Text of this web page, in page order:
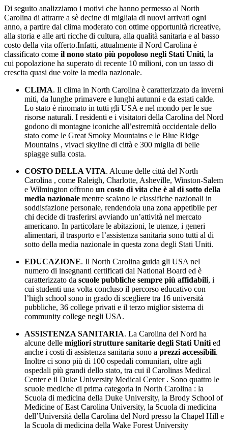
Di seguito analizziamo i motivi che hanno permesso al North
Carolina di attrarre a sè decine di migliaia di nuovi arrivati ogni
anno, a partire dal clima moderato con ottime opportunità ricreative,
alla storia e alle arti ricche di cultura, alla qualità sanitaria e al basso
costo della vita offerto.Infatti, attualmente il Nord Carolina è
classificato come il nono stato più popoloso negli Stati Uniti, la
cui popolazione ha superato di recente 10 milioni, con un tasso di
crescita quasi due volte la media nazionale.
CLIMA. Il clima in North Carolina è caratterizzato da inverni
miti, da lunghe primavere e lunghi autunni e da estati calde.
Lo stato è rinomato in tutti gli USA e nel mondo per le sue
risorse naturali. I residenti e i visitatori della Carolina del Nord
godono di montagne iconiche all’estremità occidentale dello
stato come le Great Smoky Mountains e le Blue Ridge
Mountains , vivaci skyline di città e 300 miglia di belle
spiagge sulla costa.
COSTO DELLA VITA. Alcune delle città del North
Carolina , come Raleigh, Charlotte, Asheville, Winston-Salem
e Wilmington offrono un costo di vita che è al di sotto della
media nazionale mentre scalano le classifiche nazionali in
soddisfazione personale, rendendola una zona appetibile per
chi decide di trasferirsi avviando un’attività nel mercato
americano. In particolare le abitazioni, le utenze, i generi
alimentari, il trasporto e l’assistenza sanitaria sono tutti al di
sotto della media nazionale in questa zona degli Stati Uniti.
EDUCAZIONE. Il North Carolina guida gli USA nel
numero di insegnanti certificati dal National Board ed è
caratterizzato da scuole pubbliche sempre più affidabili, i
cui studenti una volta concluso il percorso educativo con
l’high school sono in grado di scegliere tra 16 università
pubbliche, 36 college privati e il terzo miglior sistema di
community college negli USA.
ASSISTENZA SANITARIA. La Carolina del Nord ha
alcune delle migliori strutture sanitarie degli Stati Uniti ed
anche i costi di assistenza sanitaria sono a prezzi accessibili.
Inoltre ci sono più di 100 ospedali comunitari, oltre agli
ospedali più grandi dello stato, tra cui il Carolinas Medical
Center e il Duke University Medical Center . Sono quattro le
scuole mediche di prima categoria in North Carolina : la
Scuola di medicina della Duke University, la Brody School of
Medicine of East Carolina University, la Scuola di medicina
dell’Università della Carolina del Nord presso la Chapel Hill e
la Scuola di medicina della Wake Forest University